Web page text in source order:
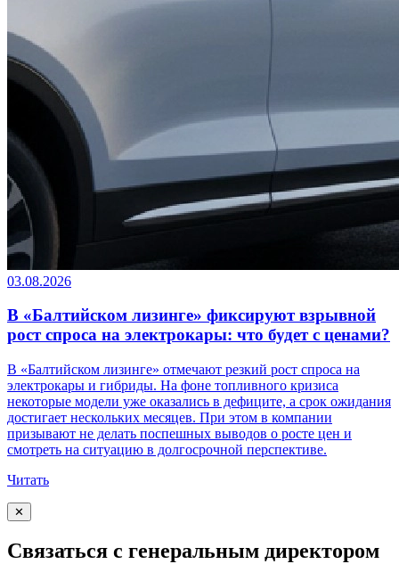
03.08.2026
В «Балтийском лизинге» фиксируют взрывной
рост спроса на электрокары: что будет с ценами?
В «Балтийском лизинге» отмечают резкий рост спроса на
электрокары и гибриды. На фоне топливного кризиса
некоторые модели уже оказались в дефиците, а срок ожидания
достигает нескольких месяцев. При этом в компании
призывают не делать поспешных выводов о росте цен и
смотреть на ситуацию в долгосрочной перспективе.
Читать
✕
Связаться с генеральным директором